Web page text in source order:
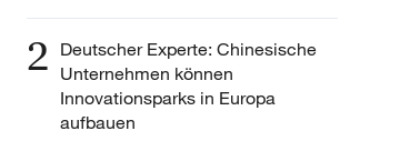
2 Deutscher Experte: Chinesische
Unternehmen können
Innovationsparks in Europa
aufbauen